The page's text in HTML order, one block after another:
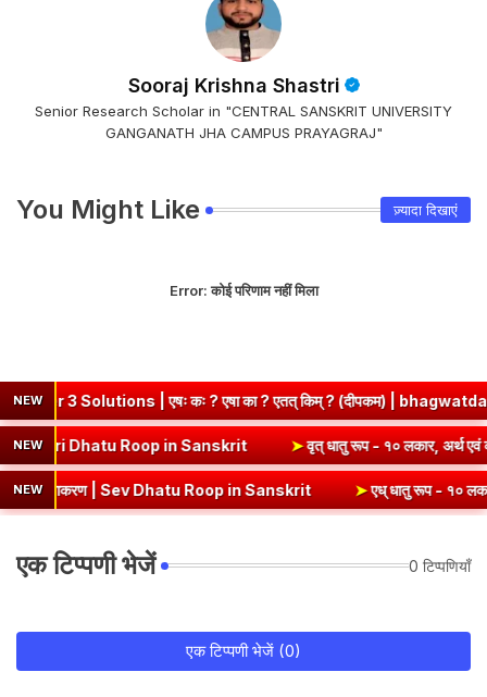
Sooraj Krishna Shastri
Senior Research Scholar in "CENTRAL SANSKRIT UNIVERSITY
GANGANATH JHA CAMPUS PRAYAGRAJ"
You Might Like ज़्यादा दिखाएं
Error:कोई परिणाम नहीं मिला
NEW
| एषः कः ? एषा का ? एतत् किम् ? (दीपकम) | bhagwatdarshan.com
NEW
लकार, अर्थ एवं व्याकरण | Kri Dhatu Roop in Sanskrit ➤वृत् धातु रूप
NEW
| Sev Dhatu Roop in Sanskrit ➤एध् धातु रूप - १० लकार, अर्थ एवं
एक टिप्पणी भेजें 0 टिप्पणियाँ
एक टिप्पणी भेजें (0)